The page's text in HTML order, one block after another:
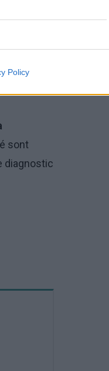
Policy
grave
sont
diagnostic